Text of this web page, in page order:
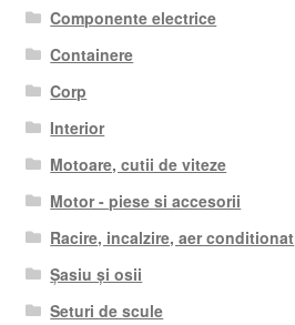
Componente electrice
Containere
Corp
Interior
Motoare, cutii de viteze
Motor - piese si accesorii
Racire, incalzire, aer conditionat
Șasiu și osii
Seturi de scule